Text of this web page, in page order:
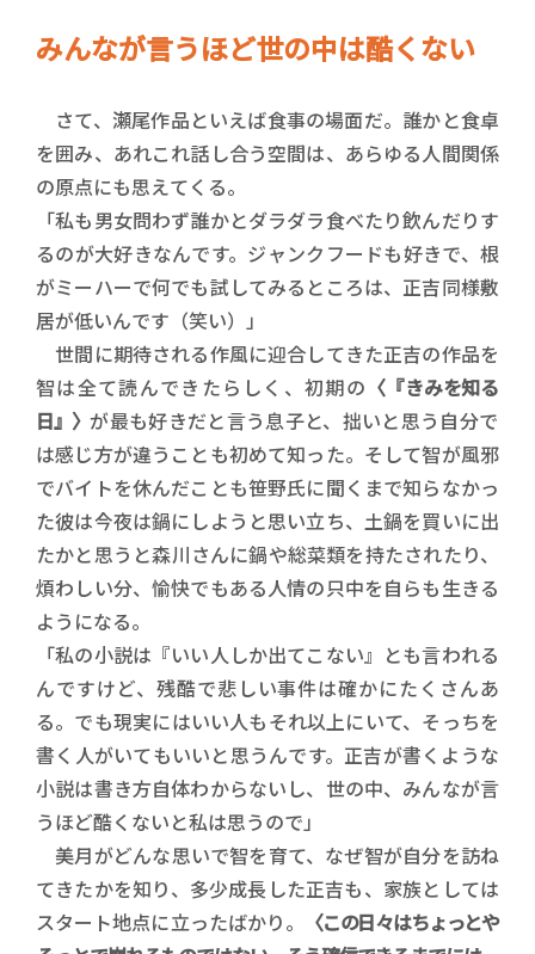
みんなが言うほど世の中は酷くない
さて、瀬尾作品といえば食事の場面だ。誰かと食卓
を囲み、あれこれ話し合う空間は、あらゆる人間関係
の原点にも思えてくる。
「私も男女問わず誰かとダラダラ食べたり飲んだりす
るのが大好きなんです。ジャンクフードも好きで、根
がミーハーで何でも試してみるところは、正吉同様敷
居が低いんです（笑い）」
世間に期待される作風に迎合してきた正吉の作品を
智は全て読んできたらしく、初期の 〈『きみを知る
日』〉が最も好きだと言う息子と、拙いと思う自分で
は感じ方が違うことも初めて知った。そして智が風邪
でバイトを休んだことも笹野氏に聞くまで知らなかっ
た彼は今夜は鍋にしようと思い立ち、土鍋を買いに出
たかと思うと森川さんに鍋や総菜類を持たされたり、
煩わしい分、愉快でもある人情の只中を自らも生きる
ようになる。
「私の小説は『いい人しか出てこない』とも言われる
んですけど、残酷で悲しい事件は確かにたくさんあ
る。でも現実にはいい人もそれ以上にいて、そっちを
書く人がいてもいいと思うんです。正吉が書くような
小説は書き方自体わからないし、世の中、みんなが言
うほど酷くないと私は思うので」
美月がどんな思いで智を育て、なぜ智が自分を訪ね
てきたかを知り、多少成長した正吉も、家族としては
スタート地点に立ったばかり。
〈この日々はちょっとや